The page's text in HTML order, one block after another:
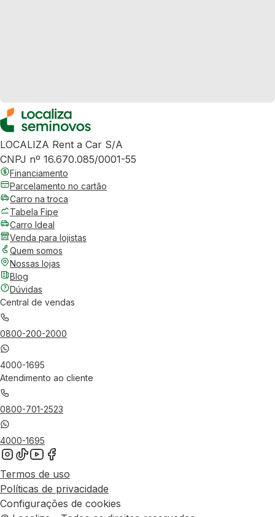
LOCALIZA Rent a Car S/A
CNPJ nº 16.670.085/0001-55
Financiamento
Parcelamento no cartão
Carro na troca
Tabela Fipe
Carro Ideal
Venda para lojistas
Quem somos
Nossas lojas
Blog
Dúvidas
Central de vendas
0800-200-2000
4000-1695
Atendimento ao cliente
0800-701-2523
4000-1695
Termos de uso
Políticas de privacidade
Configurações de cookies